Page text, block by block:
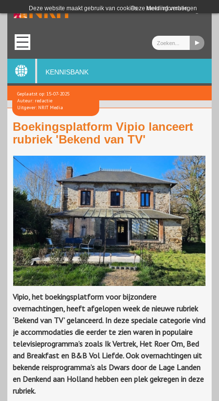
Deze website maakt gebruik van cookies. Meer informatie
Deze melding verbergen
Login
KENNISBANK
Geplaatst op: 15-07-2025
Auteur: redactie
Uitgever: NRIT Media
Boekingsplatform Vipio lanceert
rubriek 'Bekend van TV'
Vipio, het boekingsplatform voor bijzondere
overnachtingen, heeft afgelopen week de nieuwe rubriek
‘Bekend van TV’ gelanceerd. In deze speciale categorie vind
je accommodaties die eerder te zien waren in populaire
televisieprogramma’s zoals Ik Vertrek, Het Roer Om, Bed
and Breakfast en B&B Vol Liefde. Ook overnachtingen uit
bekende reisprogramma’s als Dwars door de Lage Landen
en Denkend aan Holland hebben een plek gekregen in deze
rubriek.